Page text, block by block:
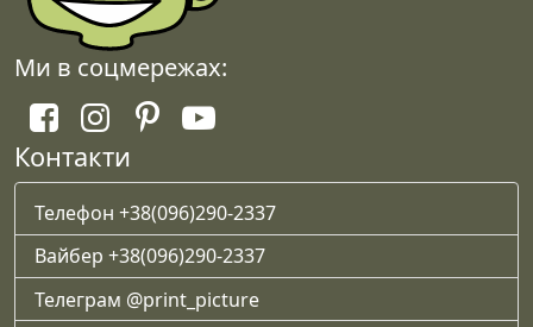
Ми в соцмережах:
Контакти
Телефон +38(096)290-2337
Вайбер +38(096)290-2337
Телеграм @print_picture